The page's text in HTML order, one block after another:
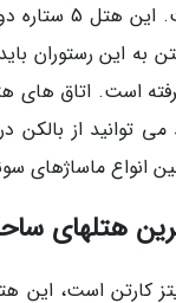
مجتمع تجاری
به این رستوران
است. اتاق های
از بالکن
ماساژهای
هتلهای
کارتن است،